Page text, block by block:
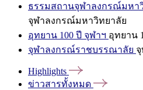
ธรรมสถานจุฬาลงกรณ์มหา
จุฬาลงกรณ์มหาวิทยาลัย
อุทยาน 100 ปี จุฬาฯ อุทยาน
จุฬาลงกรณ์ราชบรรณาลัย
Highlights
ข่าวสารทั้งหมด